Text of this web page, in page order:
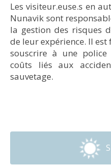
Les visiteur.euse.s en
Nunavik sont
la gestion des risques
de leur expérience. Il
souscrire à une police
coûts liés aux
sauvetage.